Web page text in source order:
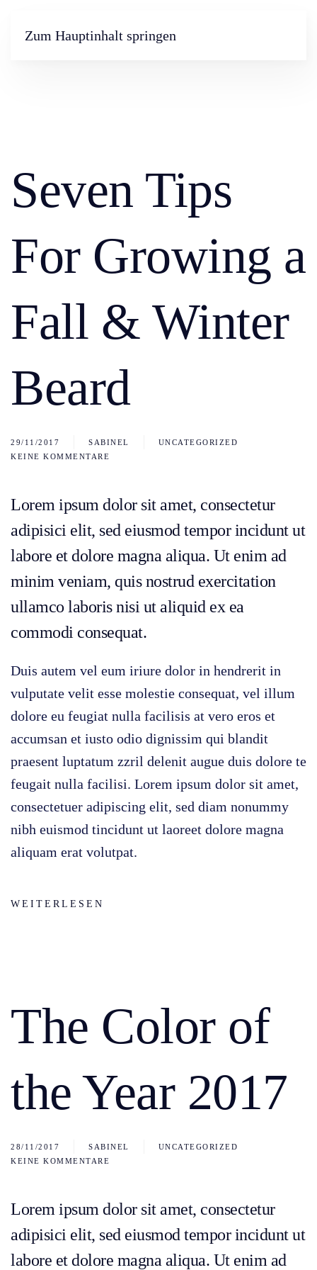
Zum Hauptinhalt springen
Seven Tips
For Growing a
Fall & Winter
Beard
29/11/2017 SABINEL
UNCATEGORIZED
KEINE KOMMENTARE
ZU
FOR
GROWING
FALL
WINTER
Lorem ipsum dolor sit amet, consectetur
adipisici elit, sed eiusmod tempor incidunt ut
labore et dolore magna aliqua. Ut enim ad
minim veniam, quis nostrud exercitation
ullamco laboris nisi ut aliquid ex ea
commodi consequat.
Duis autem vel eum iriure dolor in hendrerit in
vulputate velit esse molestie consequat, vel illum
dolore eu feugiat nulla facilisis at vero eros et
accumsan et iusto odio dignissim qui blandit
praesent luptatum zzril delenit augue duis dolore te
feugait nulla facilisi. Lorem ipsum dolor sit amet,
consectetuer adipiscing elit, sed diam nonummy
nibh euismod tincidunt ut laoreet dolore magna
aliquam erat volutpat.
WEITERLESEN
The Color of
the Year 2017
28/11/2017 SABINEL
UNCATEGORIZED
KEINE KOMMENTARE
ZU
OF
THE
2017
Lorem ipsum dolor sit amet, consectetur
adipisici elit, sed eiusmod tempor incidunt ut
labore et dolore magna aliqua. Ut enim ad